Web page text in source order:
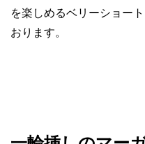
を楽しめるベリーショー
おります。